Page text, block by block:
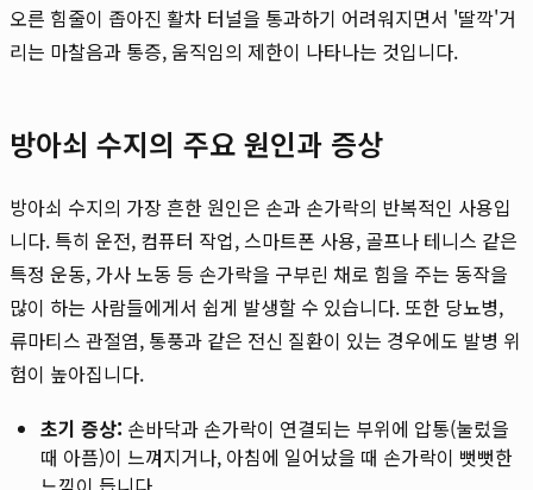
오른 힘줄이 좁아진 활차 터널을 통과하기 어려워지면서 '딸깍'거
리는 마찰음과 통증, 움직임의 제한이 나타나는 것입니다.
방아쇠 수지의 주요 원인과 증상
방아쇠 수지의 가장 흔한 원인은 손과 손가락의 반복적인 사용입
니다. 특히 운전, 컴퓨터 작업, 스마트폰 사용, 골프나 테니스 같은
특정 운동, 가사 노동 등 손가락을 구부린 채로 힘을 주는 동작을
많이 하는 사람들에게서 쉽게 발생할 수 있습니다. 또한 당뇨병,
류마티스 관절염, 통풍과 같은 전신 질환이 있는 경우에도 발병 위
험이 높아집니다.
초기 증상: 손바닥과 손가락이 연결되는 부위에 압통(눌렀을
때 아픔)이 느껴지거나, 아침에 일어났을 때 손가락이 뻣뻣한